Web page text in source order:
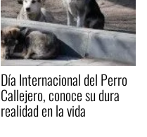
Día Internacional del Perro
Callejero, conoce su dura
realidad en la vida